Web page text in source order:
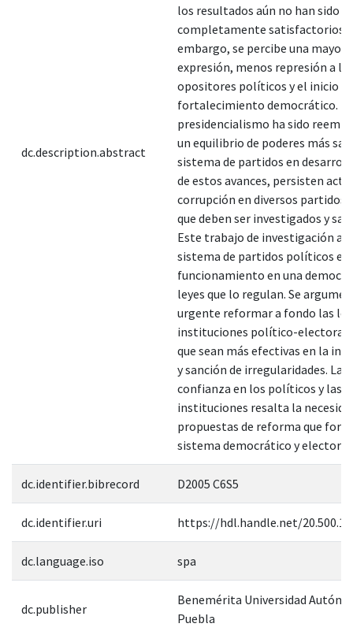
dc.description.abstract
los resultados aún no han sido
completamente satisfactorios.
embargo, se percibe una mayor
expresión, menos represión a
opositores políticos y el inicio
fortalecimiento democrático.
presidencialismo ha sido
un equilibrio de poderes más
sistema de partidos en
de estos avances, persisten
corrupción en diversos partidos
que deben ser investigados y
Este trabajo de investigación
sistema de partidos políticos en
funcionamiento en una
leyes que lo regulan. Se
urgente reformar a fondo las
instituciones político-
que sean más efectivas en la
y sanción de irregularidades. La
confianza en los políticos y las
instituciones resalta la
propuestas de reforma que
sistema democrático y electoral
dc.identifier.bibrecord D2005 C6S5
dc.identifier.uri https://hdl.handle.net/
dc.language.iso spa
dc.publisher
Benemérita Universidad
Puebla